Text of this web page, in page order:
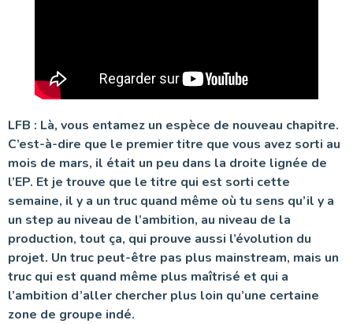
LFB : Là, vous entamez un espèce de nouveau chapitre.
C’est-à-dire que le premier titre que vous avez sorti au
mois de mars, il était un peu dans la droite lignée de
l’EP. Et je trouve que le titre qui est sorti cette
semaine, il y a un truc quand même où tu sens qu’il y a
un step au niveau de l’ambition, au niveau de la
production, tout ça, qui prouve aussi l’évolution du
projet. Un truc peut-être pas plus mainstream, mais un
truc qui est quand même plus maîtrisé et qui a
l’ambition d’aller chercher plus loin qu’une certaine
zone de groupe indé.